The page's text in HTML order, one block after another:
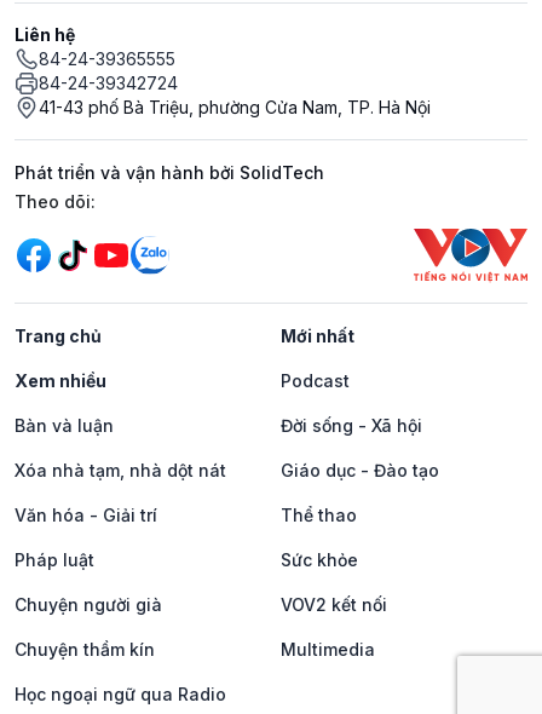
Liên hệ
84-24-39365555
84-24-39342724
41-43 phố Bà Triệu, phường Cửa Nam, TP. Hà Nội
Phát triển và vận hành bởi SolidTech
Mạng xã hội
Theo dõi:
Trang chủ Mới nhất
Xem nhiều Podcast
Bàn và luận Đời sống - Xã hội
Xóa nhà tạm, nhà dột nát Giáo dục - Đào tạo
Văn hóa - Giải trí Thể thao
Pháp luật Sức khỏe
Chuyện người già VOV2 kết nối
Chuyện thầm kín Multimedia
Học ngoại ngữ qua Radio